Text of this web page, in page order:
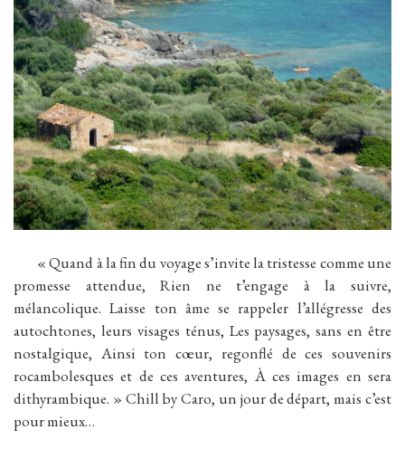
« Quand à la fin du voyage s’invite la tristesse comme une
promesse attendue, Rien ne t’engage à la suivre,
mélancolique. Laisse ton âme se rappeler l’allégresse des
autochtones, leurs visages ténus, Les paysages, sans en être
nostalgique, Ainsi ton cœur, regonflé de ces souvenirs
rocambolesques et de ces aventures, À ces images en sera
dithyrambique. » Chill by Caro, un jour de départ, mais c’est
pour mieux…